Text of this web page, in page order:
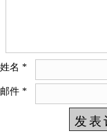
姓名 *
邮件 *